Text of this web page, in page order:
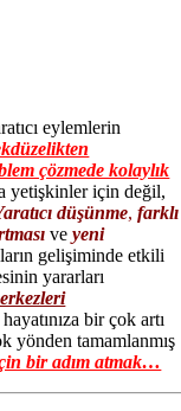
eylemlerin
çözmede kolaylık
yetişkinler için değil,
düşünme,farklı
ve yeni
gelişiminde etkili
yararları
bir çok artı
yönden tamamlanmış
bir adım atmak…